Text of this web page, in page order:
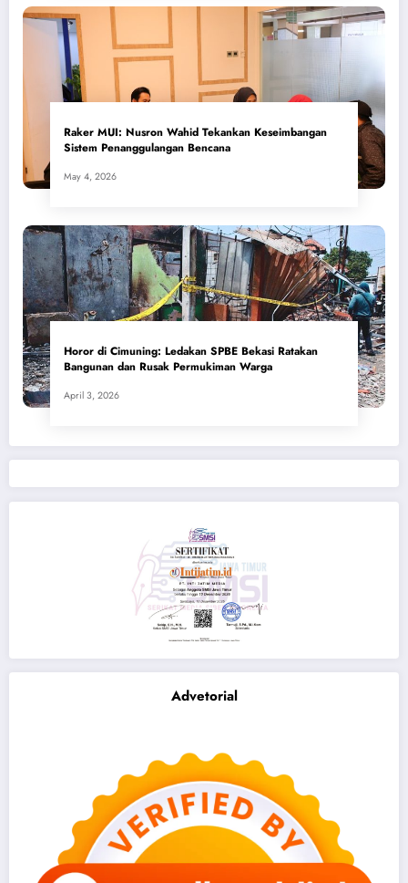
​Raker MUI: Nusron Wahid Tekankan Keseimbangan
Sistem Penanggulangan Bencana
May 4, 2026
Horor di Cimuning: Ledakan SPBE Bekasi Ratakan
Bangunan dan Rusak Permukiman Warga
April 3, 2026
Advetorial